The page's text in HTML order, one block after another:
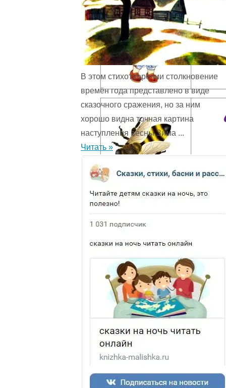
В этом стихотворении столкновение
времён года представ­лено в виде
сказочного сражения, но за ним
хорошо видна точная картина
наступления весны.Зима ...
Читать »